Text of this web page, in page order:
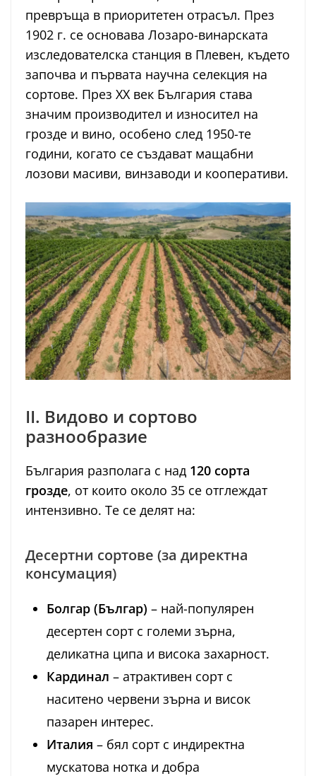
превръща в приоритетен отрасъл. През
1902 г. се основава Лозаро-винарската
изследователска станция в Плевен, където
започва и първата научна селекция на
сортове. През ХХ век България става
значим производител и износител на
грозде и вино, особено след 1950-те
години, когато се създават мащабни
лозови масиви, винзаводи и кооперативи.
II. Видово и сортово
разнообразие
България разполага с над 120 сорта
грозде, от които около 35 се отглеждат
интензивно. Те се делят на:
Десертни сортове (за директна
консумация)
Болгар (Българ) – най-популярен
десертен сорт с големи зърна,
деликатна ципа и висока захарност.
Кардинал – атрактивен сорт с
наситено червени зърна и висок
пазарен интерес.
Италия – бял сорт с индиректна
мускатова нотка и добра